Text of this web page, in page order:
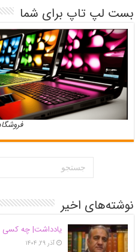
بست لپ تاپ برای شما
نوشته‌های اخیر
یادداشت| ‌چه کسی
آذر ۲۹, ۱۴۰۴